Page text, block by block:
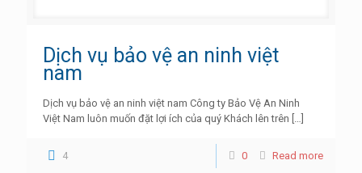
Dịch vụ bảo vệ an ninh việt
nam
Dịch vụ bảo vệ an ninh việt nam Công ty Bảo Vệ An Ninh
Việt Nam luôn muốn đặt lợi ích của quý Khách lên trên […]
4 0 Read more